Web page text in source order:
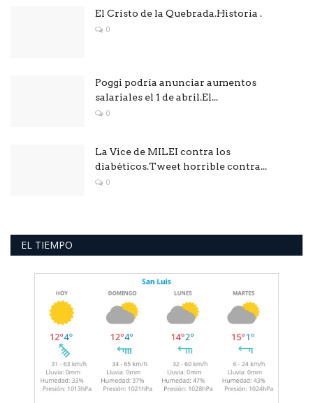
El Cristo de la Quebrada.Historia .
0
Poggi podría anunciar aumentos
salariales el 1 de abril.El...
0
La Vice de MILEI contra los
diabéticos.Tweet horrible contra...
0
EL TIEMPO